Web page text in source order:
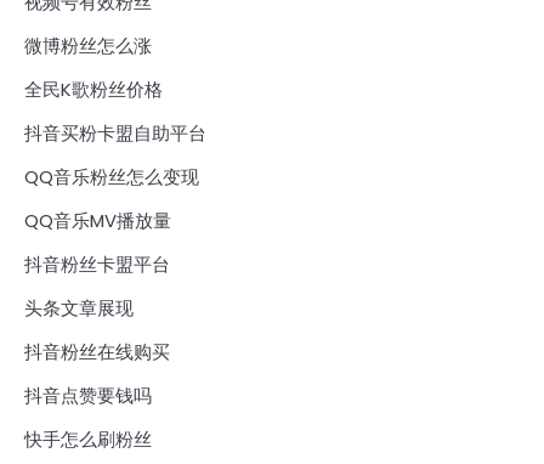
微博粉丝怎么涨
全民K歌粉丝价格
抖音买粉卡盟自助平台
QQ音乐粉丝怎么变现
QQ音乐MV播放量
抖音粉丝卡盟平台
头条文章展现
抖音粉丝在线购买
抖音点赞要钱吗
快手怎么刷粉丝